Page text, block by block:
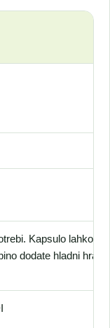
Kapsulo lahko
dodate hladni hrani